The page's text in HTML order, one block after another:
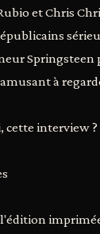
et Chris
Springsteen
à
cette interview ?